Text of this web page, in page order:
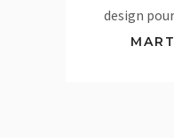
design